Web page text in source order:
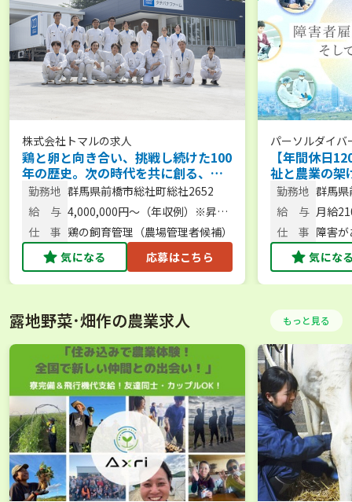
株式会社トマルの求人
鶏と卵と向き合い、挑戦し続けた100
年の歴史。次の時代を共に創る、農
場長候補を募集。 【未経験歓迎／人
柄重視】
勤務地 群馬県前橋市総社町総社2652
給 与 4,000,000円～（年収例）※昇
給・賞与あり
仕 事 鶏の飼育管理（農場管理者候補）
気になる
応募はこちら
パーソルダイバ
【年間休日
祉と農業の架
「できた！
勤務／安心
勤務地 群馬
地22
給 与 月給
仕 事 障害
気にな
露地野菜･畑作の農業求人 もっと見る